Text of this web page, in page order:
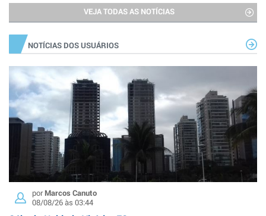
VEJA TODAS AS NOTÍCIAS
NOTÍCIAS DOS USUÁRIOS
porMarcos Canuto
08/08/26 às 03:44